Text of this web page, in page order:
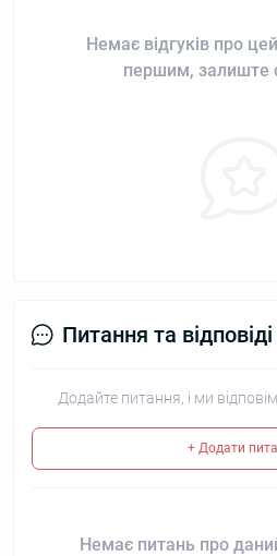
Немає відгуків про
першим, залиште
Питання та відповіді
Додайте питання, і ми
+ Додати
Немає питань про